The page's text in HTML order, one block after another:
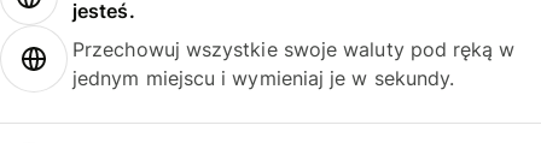
jesteś.
Przechowuj wszystkie swoje waluty pod ręką w
jednym miejscu i wymieniaj je w sekundy.